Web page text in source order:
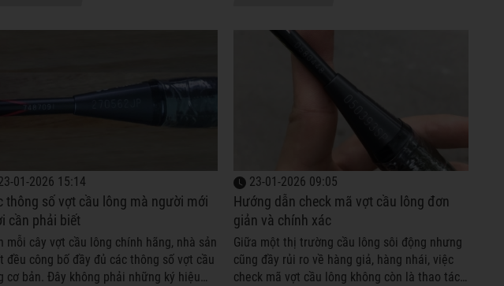
01-2026 15:14
thông số vợt cầu lông mà người mới
cần phải biết
mỗi cây vợt cầu lông chính hãng, nhà sản
đều công bố đầy đủ các thông số vợt cầu
cơ bản. Đây không phải những ký hiệu
23-01-2026 09:05
Hướng dẫn check mã vợt cầu lông đơn
giản và chính xác
Giữa một thị trường cầu lông sôi động nhưng
cũng đầy rủi ro về hàng giả, hàng nhái, việc
check mã vợt cầu lông không còn là thao tác